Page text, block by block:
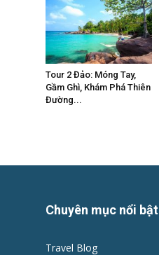
Tour 2 Đảo: Móng Tay,
Gầm Ghì, Khám Phá Thiên
Đường...
Chuyên mục nổi bật
Travel Blog